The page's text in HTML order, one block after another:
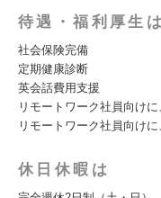
待遇・福利厚生は
社会保険完備
定期健康診断
英会話費用支援
リモートワーク社員向け
リモートワーク社員向け
休日休暇は